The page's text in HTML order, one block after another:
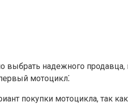
надежного
мотоцикл⁚
покупки мотоцикла, так